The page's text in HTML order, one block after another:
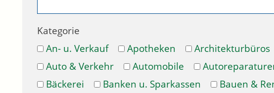
Kategorie
An- u. Verkauf
Apotheken Architekturbüros
Auto & Verkehr
Automobile
Bäckerei
Banken u. Sparkassen Bauen &